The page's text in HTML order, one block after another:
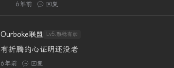
6年前 回复
Ourboke联盟 Lv5.熟稔有加
有折腾的心证明还没老
6年前 回复